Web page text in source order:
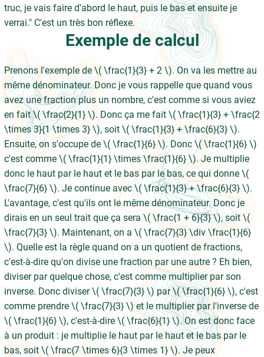
truc, je vais faire d'abord le haut, puis le bas et ensuite je
verrai." C'est un très bon réflexe.
Exemple de calcul
Prenons l'exemple de \( \frac{1}{3} + 2 \). On va les mettre au
même dénominateur. Donc je vous rappelle que quand vous
avez une fraction plus un nombre, c'est comme si vous aviez
en fait \( \frac{2}{1} \). Donc ça me fait \( \frac{1}{3} + \frac{2
\times 3}{1 \times 3} \), soit \( \frac{1}{3} + \frac{6}{3} \).
Ensuite, on s'occupe de \( \frac{1}{6} \). Donc \( \frac{1}{6} \)
c'est comme \( \frac{1}{1} \times \frac{1}{6} \). Je multiplie
donc le haut par le haut et le bas par le bas, ce qui donne \(
\frac{7}{6} \). Je continue avec \( \frac{1}{3} + \frac{6}{3} \).
L'avantage, c'est qu'ils ont le même dénominateur. Donc je
dirais en un seul trait que ça sera \( \frac{1 + 6}{3} \), soit \(
\frac{7}{3} \). Maintenant, on a \( \frac{7}{3} \div \frac{1}{6}
\). Quelle est la règle quand on a un quotient de fractions,
c'est-à-dire qu'on divise une fraction par une autre ? Eh bien,
diviser par quelque chose, c'est comme multiplier par son
inverse. Donc diviser \( \frac{7}{3} \) par \( \frac{1}{6} \), c'est
comme prendre \( \frac{7}{3} \) et le multiplier par l'inverse de
\( \frac{1}{6} \), c'est-à-dire \( \frac{6}{1} \). On est donc face
à un produit : je multiplie le haut par le haut et le bas par le
bas, soit \( \frac{7 \times 6}{3 \times 1} \). Je peux